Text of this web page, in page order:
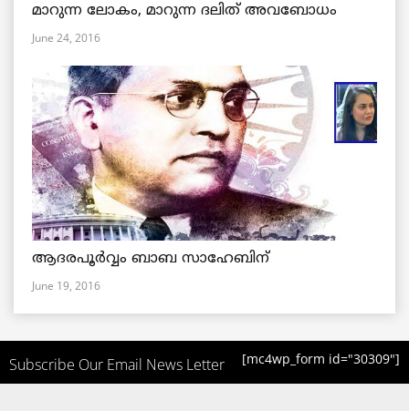
മാറുന്ന ലോകം, മാറുന്ന ദലിത് അവബോധം
June 24, 2016
ആദരപൂര്‍വ്വം ബാബ സാഹേബിന്
June 19, 2016
Subscribe Our Email News Letter [mc4wp_form id="30309"]